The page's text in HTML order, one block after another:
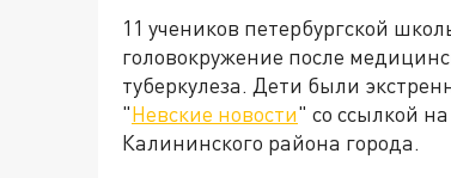
11 учеников петербургской
головокружение после
туберкулеза. Дети были
"Невские новости" со ссылкой
Калининского района города.